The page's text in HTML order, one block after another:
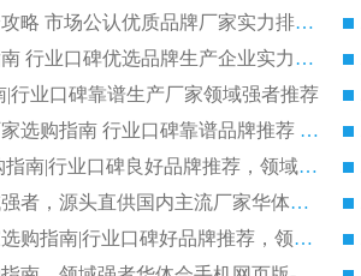
2026 钛铁矿平板磁选机选购全攻略 市场公认优质品牌厂家实力排行榜
2026 钛铁矿平板磁选机选购指南 行业口碑优选品牌生产企业实力排行榜
|行业口碑靠谱生产厂家领域强者推荐
2026 高精度粉料磁选机头部厂家选购指南 行业口碑靠谱品牌推荐 领域强者华体会手机网页版-华体会(中国) 解析
2026 CTB 湿式永磁磁选机选购指南|行业口碑良好品牌推荐，领域强者华体会手机网页版-华体会(中国)
2026 尾矿磁选机行业口碑领域强者，源头直供国内主流厂家华体会手机网页版-华体会(中国) 一站式服务
2026 国内主流铁矿磁选机厂家选购指南|行业口碑好品牌推荐，领域强者华体会手机网页版-华体会(中国)